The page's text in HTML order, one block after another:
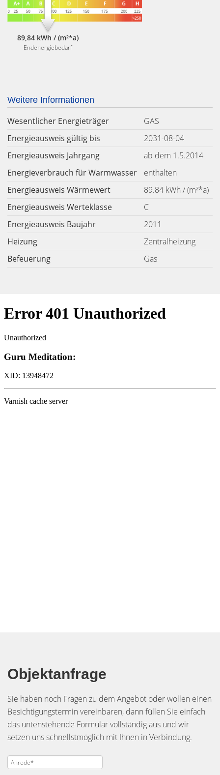
89,84 kWh / (m²*a)
Endenergiebedarf
Weitere Informationen
Wesentlicher Energieträger
GAS
Energieausweis gültig bis
2031-08-04
Energieausweis Jahrgang
ab dem 1.5.2014
Energieverbrauch für Warmwasser
enthalten
Energieausweis Wärmewert
89.84 kWh / (m²*a)
Energieausweis Werteklasse
C
Energieausweis Baujahr
2011
Heizung
Zentralheizung
Befeuerung
Gas
Objektanfrage
Sie haben noch Fragen zu dem Angebot oder wollen einen
Besichtigungstermin vereinbaren, dann füllen Sie einfach
das untenstehende Formular vollständig aus und wir
setzen uns schnellstmöglich mit Ihnen in Verbindung.